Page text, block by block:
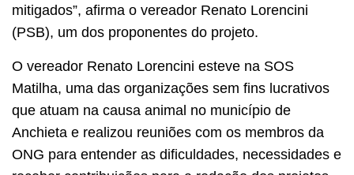
mitigados”, afirma o vereador Renato Lorencini
(PSB), um dos proponentes do projeto.
O vereador Renato Lorencini esteve na SOS
Matilha, uma das organizações sem fins lucrativos
que atuam na causa animal no município de
Anchieta e realizou reuniões com os membros da
ONG para entender as dificuldades, necessidades e